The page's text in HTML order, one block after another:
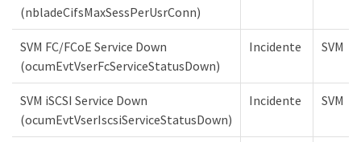
(nbladeCifsMaxSessPerUsrConn)
SVM FC/FCoE Service Down
(ocumEvtVserFcServiceStatusDown)
Incidente SVM
SVM iSCSI Service Down
(ocumEvtVserIscsiServiceStatusDown)
Incidente SVM